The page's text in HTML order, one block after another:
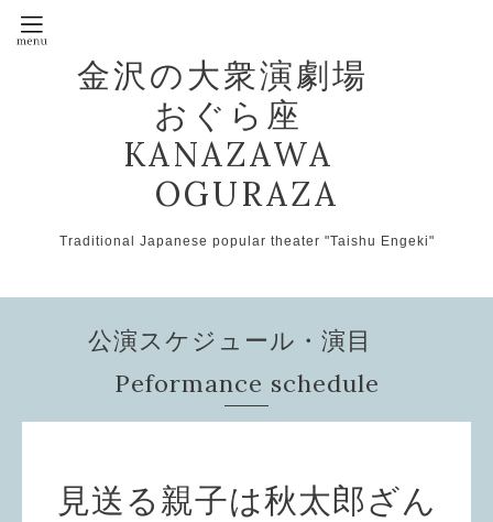
金沢の大衆演劇場
おぐら座
KANAZAWA
OGURAZA
Traditional Japanese popular theater "Taishu Engeki"
公演スケジュール・演目
Peformance schedule
見送る親子は秋太郎ざん